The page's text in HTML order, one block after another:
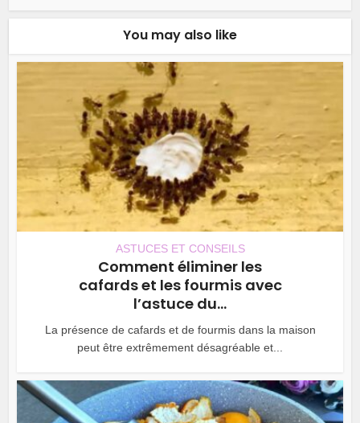
You may also like
ASTUCES ET CONSEILS
Comment éliminer les
cafards et les fourmis avec
l’astuce du...
La présence de cafards et de fourmis dans la maison
peut être extrêmement désagréable et...